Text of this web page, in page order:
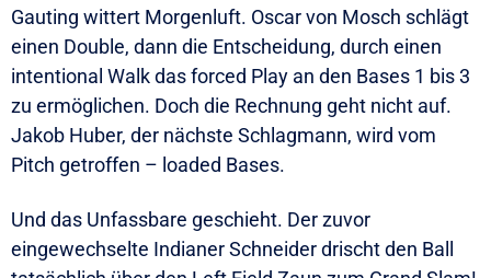
Gauting wittert Morgenluft. Oscar von Mosch schlägt
einen Double, dann die Entscheidung, durch einen
intentional Walk das forced Play an den Bases 1 bis 3
zu ermöglichen. Doch die Rechnung geht nicht auf.
Jakob Huber, der nächste Schlagmann, wird vom
Pitch getroffen – loaded Bases.
Und das Unfassbare geschieht. Der zuvor
eingewechselte Indianer Schneider drischt den Ball